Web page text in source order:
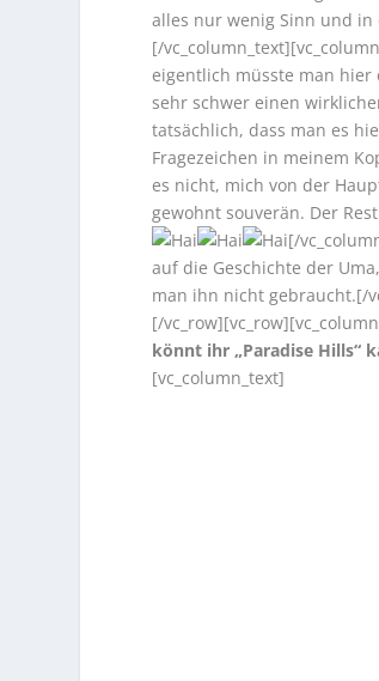
alles nur wenig Sinn und
[/
eigentlich müsste man hier
sehr schwer einen
tatsächlich, dass man es
Fragezeichen in meinem
es nicht, mich von der
gewohnt souverän. Der
[/
auf die Geschichte der
man ihn nicht gebraucht.[/
[/
könnt ihr „Paradise Hills“
[vc_column_text]